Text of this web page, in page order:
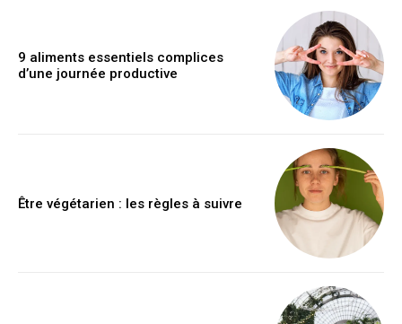
9 aliments essentiels complices
d’une journée productive
Être végétarien : les règles à suivre